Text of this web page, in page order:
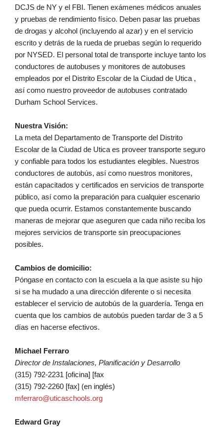
DCJS de NY y el FBI. Tienen exámenes médicos anuales
y pruebas de rendimiento físico. Deben pasar las pruebas
de drogas y alcohol (incluyendo al azar) y en el servicio
escrito y detrás de la rueda de pruebas según lo requerido
por NYSED. El personal total de transporte incluye tanto los
conductores de autobuses y monitores de autobuses
empleados por el Distrito Escolar de la Ciudad de Utica ,
así como nuestro proveedor de autobuses contratado
Durham School Services.
Nuestra Visión:
La meta del Departamento de Transporte del Distrito
Escolar de la Ciudad de Utica es proveer transporte seguro
y confiable para todos los estudiantes elegibles. Nuestros
conductores de autobús, así como nuestros monitores,
están capacitados y certificados en servicios de transporte
público, así como la preparación para cualquier escenario
que pueda ocurrir. Estamos constantemente buscando
maneras de mejorar que aseguren que cada niño reciba los
mejores servicios de transporte sin preocupaciones
posibles.
Cambios de domicilio:
Póngase en contacto con la escuela a la que asiste su hijo
si se ha mudado a una dirección diferente o si necesita
establecer el servicio de autobús de la guardería. Tenga en
cuenta que los cambios de autobús pueden tardar de 3 a 5
días en hacerse efectivos.
Michael Ferraro
Director de Instalaciones, Planificación y Desarrollo
(315) 792-2231 [oficina] [fax
(315) 792-2260 [fax] (en inglés)
mferraro@uticaschools.org
Edward Gray